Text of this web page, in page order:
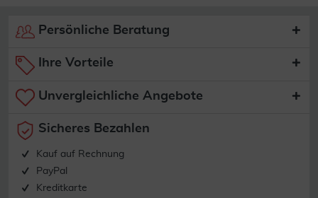
Persönliche Beratung
Ihre Vorteile
Unvergleichliche Angebote
Sicheres Bezahlen
Kauf auf Rechnung
PayPal
Kreditkarte